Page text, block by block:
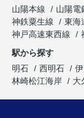
山陽本線
山陽電
神鉄粟生線
東海
神戸高速東西線
駅から探す
明石
西明石
林崎松江海岸
大